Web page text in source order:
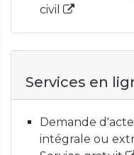
civil
Services en
Demande
intégrale ou